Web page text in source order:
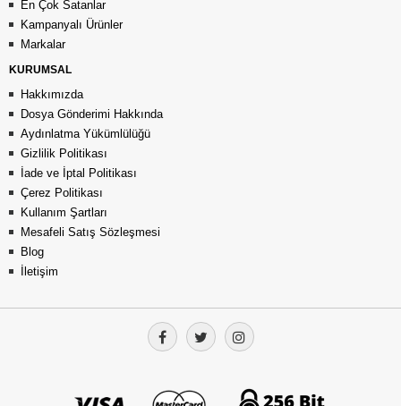
En Çok Satanlar
Kampanyalı Ürünler
Markalar
KURUMSAL
Hakkımızda
Dosya Gönderimi Hakkında
Aydınlatma Yükümlülüğü
Gizlilik Politikası
İade ve İptal Politikası
Çerez Politikası
Kullanım Şartları
Mesafeli Satış Sözleşmesi
Blog
İletişim